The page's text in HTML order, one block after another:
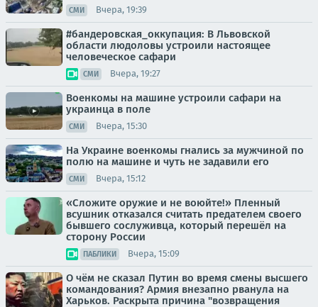
СМИ Вчера, 19:39
#бандеровская_оккупация: В Львовской
области людоловы устроили настоящее
человеческое сафари
СМИ Вчера, 19:27
Военкомы на машине устроили сафари на
украинца в поле
СМИ Вчера, 15:30
На Украине военкомы гнались за мужчиной по
полю на машине и чуть не задавили его
СМИ Вчера, 15:12
«Сложите оружие и не воюйте!» Пленный
всушник отказался считать предателем своего
бывшего сослуживца, который перешёл на
сторону России
ПАБЛИКИ Вчера, 15:09
О чём не сказал Путин во время смены высшего
командования? Армия внезапно рванула на
Харьков. Раскрыта причина "возвращения